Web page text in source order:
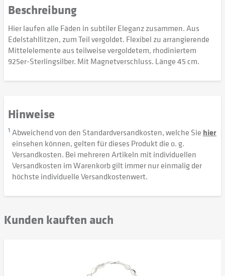
Beschreibung
Hier laufen alle Fäden in subtiler Eleganz zusammen. Aus
Edelstahllitzen, zum Teil vergoldet. Flexibel zu arrangierende
Mittelelemente aus teilweise vergoldetem, rhodiniertem
925er-Sterlingsilber. Mit Magnetverschluss. Länge 45 cm.
Hinweise
1 Abweichend von den Standardversandkosten, welche Sie hier
einsehen können, gelten für dieses Produkt die o. g.
Versandkosten. Bei mehreren Artikeln mit individuellen
Versandkosten im Warenkorb gilt immer nur einmalig der
höchste individuelle Versandkostenwert.
Kunden kauften auch